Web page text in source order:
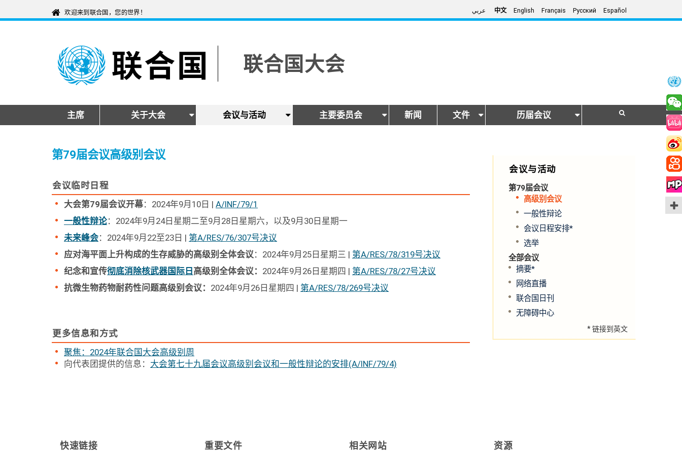
中文 English Français Русский Español
联合国大会
主席 关于大会 会议与活动 主要委员会 新闻 文件 历届会议
第79届会议高级别会议
会议临时日程
大会第79届会议开幕：2024年9月10日 | A/INF/79/1
一般性辩论：2024年9月24日星期二至9月28日星期六，以及9月30日星期一
未来峰会：2024年9月22至23日 | 第A/RES/76/307号决议
应对海平面上升构成的生存威胁的高级别全体会议：2024年9月25日星期三 | 第A/RES/78/319号决议
纪念和宣传彻底消除核武器国际日 高级别全体会议： 2024年9月26日星期四 | 第A/RES/78/27号决议
抗微生物药物耐药性问题高级别会议： 2024年9月26日星期四 | 第A/RES/78/269号决议
更多信息和方式
聚焦：2024年联合国大会高级别周
向代表团提供的信息： 大会第七十九届会议高级别会议和一般性辩论的安排(A/INF/79/4)
会议与活动
第79届会议
高级别会议
一般性辩论
会议日程安排*
选举
全部会议
摘要*
网络直播
联合国日刊
无障碍中心
* 链接到英文
快速链接 重要文件 相关网站 资源